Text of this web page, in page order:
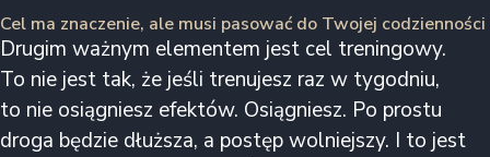
Cel ma znaczenie, ale musi pasować do Twojej codzienności
Drugim ważnym elementem jest cel treningowy.
To nie jest tak, że jeśli trenujesz raz w tygodniu,
to nie osiągniesz efektów. Osiągniesz. Po prostu
droga będzie dłuższa, a postęp wolniejszy. I to jest